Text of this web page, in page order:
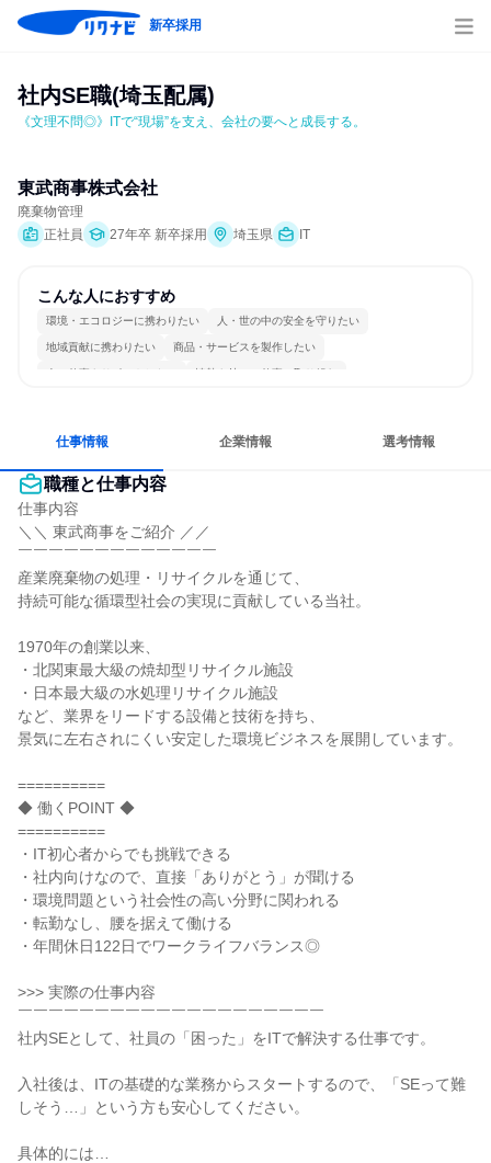
新卒採用
社内SE職(埼玉配属)
《文理不問◎》ITで“現場”を支え、会社の要へと成長する。
東武商事株式会社
廃棄物管理
正社員
27年卒 新卒採用 埼玉県 IT
こんな人におすすめ
環境・エコロジーに携わりたい 人・世の中の安全を守りたい
地域貢献に携わりたい 商品・サービスを製作したい
人の仕事をサポートしたい 情熱を持って仕事に取り組む
仕事情報 企業情報 選考情報
職種と仕事内容
仕事内容
＼＼ 東武商事をご紹介 ／／
￣￣￣￣￣￣￣￣￣￣￣￣￣
産業廃棄物の処理・リサイクルを通じて、
持続可能な循環型社会の実現に貢献している当社。
1970年の創業以来、
・北関東最大級の焼却型リサイクル施設
・日本最大級の水処理リサイクル施設
など、業界をリードする設備と技術を持ち、
景気に左右されにくい安定した環境ビジネスを展開しています。
==========
◆ 働くPOINT ◆
==========
・IT初心者からでも挑戦できる
・社内向けなので、直接「ありがとう」が聞ける
・環境問題という社会性の高い分野に関われる
・転勤なし、腰を据えて働ける
・年間休日122日でワークライフバランス◎
>>> 実際の仕事内容
￣￣￣￣￣￣￣￣￣￣￣￣￣￣￣￣￣￣￣￣
社内SEとして、社員の「困った」をITで解決する仕事です。
入社後は、ITの基礎的な業務からスタートするので、「SEって難
しそう…」という方も安心してください。
具体的には…